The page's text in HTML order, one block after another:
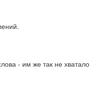
- им же так не хватало